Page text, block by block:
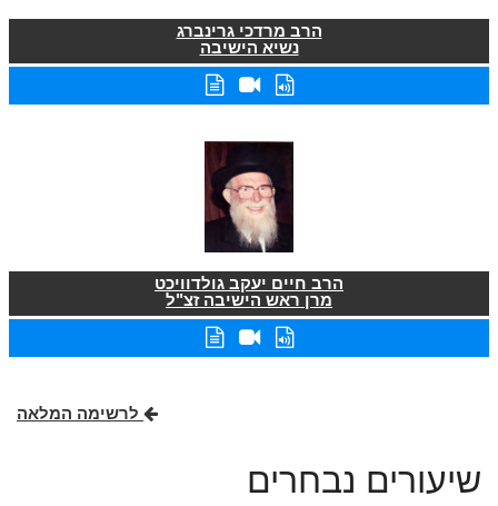
הרב מרדכי גרינברג
נשיא הישיבה
הרב חיים יעקב גולדוויכט
מרן ראש הישיבה זצ"ל
לרשימה המלאה
שיעורים נבחרים